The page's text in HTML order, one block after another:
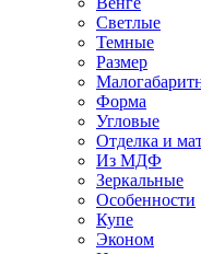
Светлые
Темные
Размер
Форма
Угловые
Отделка и
Из МДФ
Зеркальные
Особенности
Купе
Эконом